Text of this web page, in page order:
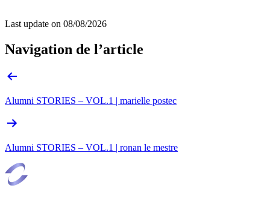
Last update on 08/08/2026
Navigation de l’article
Alumni STORIES – VOL.1 | marielle postec
Alumni STORIES – VOL.1 | ronan le mestre